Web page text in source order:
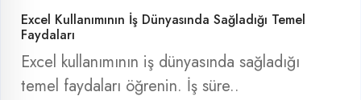
Excel Kullanımının İş Dünyasında Sağladığı Temel
Faydaları
Excel kullanımının iş dünyasında sağladığı
temel faydaları öğrenin. İş süre..